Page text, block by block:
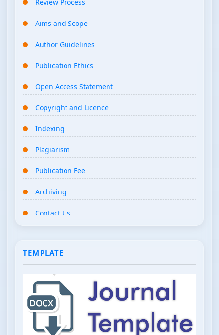
Review Process
Aims and Scope
Author Guidelines
Publication Ethics
Open Access Statement
Copyright and Licence
Indexing
Plagiarism
Publication Fee
Archiving
Contact Us
TEMPLATE